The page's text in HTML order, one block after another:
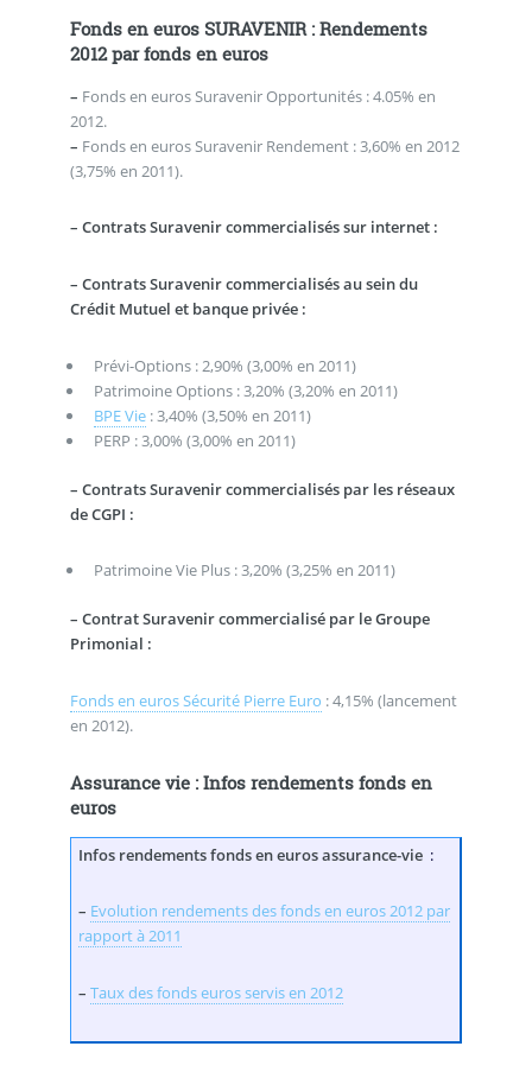
Fonds en euros SURAVENIR : Rendements
2012 par fonds en euros
– Fonds en euros Suravenir Opportunités : 4.05% en
2012.
– Fonds en euros Suravenir Rendement : 3,60% en 2012
(3,75% en 2011).
– Contrats Suravenir commercialisés sur internet :
– Contrats Suravenir commercialisés au sein du
Crédit Mutuel et banque privée :
Prévi-Options : 2,90% (3,00% en 2011)
Patrimoine Options : 3,20% (3,20% en 2011)
BPE Vie: 3,40% (3,50% en 2011)
PERP : 3,00% (3,00% en 2011)
– Contrats Suravenir commercialisés par les réseaux
de CGPI :
Patrimoine Vie Plus : 3,20% (3,25% en 2011)
– Contrat Suravenir commercialisé par le Groupe
Primonial :
Fonds en euros Sécurité Pierre Euro : 4,15% (lancement
en 2012).
Assurance vie : Infos rendements fonds en
euros
Infos rendements fonds en euros assurance-vie :
– Evolution rendements des fonds en euros 2012 par
rapport à 2011
– Taux des fonds euros servis en 2012